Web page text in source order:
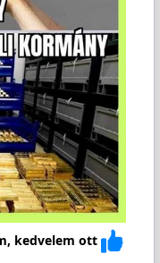
kedvelem ott